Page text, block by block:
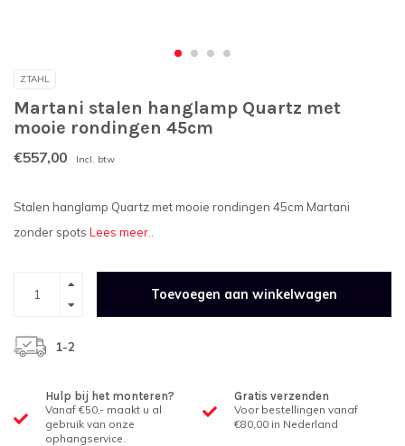
ZTAHL
Martani stalen hanglamp Quartz met
mooie rondingen 45cm
€557,00 Incl. btw
Stalen hanglamp Quartz met mooie rondingen 45cm Martani
zonder spots Lees meer..
Toevoegen aan winkelwagen
1-2
Hulp bij het monteren?
Vanaf €50,- maakt u al
gebruik van onze
ophangservice.
Gratis verzenden
Voor bestellingen vanaf
€80,00 in Nederland